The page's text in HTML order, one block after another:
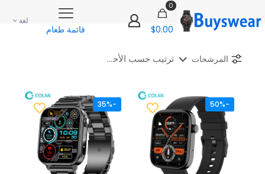
0
$0.00 قائمة طعام
لغة
المرشحات
-50%
-35%